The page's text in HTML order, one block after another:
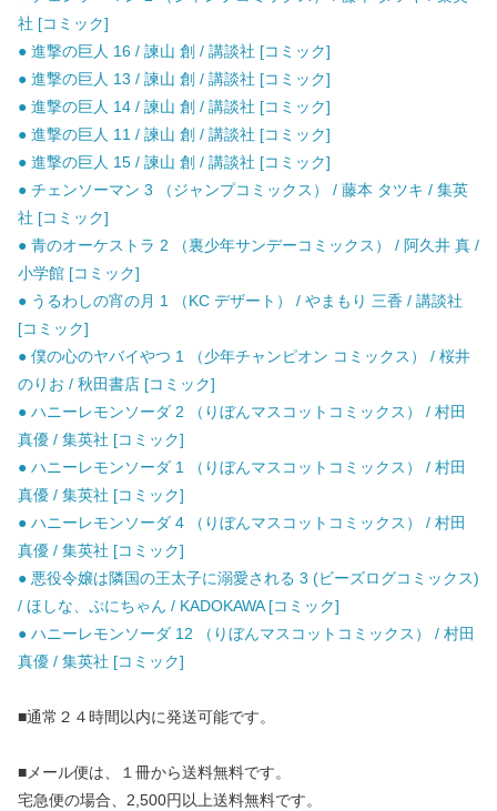
社 [コミック]
● 進撃の巨人 16 / 諫山 創 / 講談社 [コミック]
● 進撃の巨人 13 / 諫山 創 / 講談社 [コミック]
● 進撃の巨人 14 / 諫山 創 / 講談社 [コミック]
● 進撃の巨人 11 / 諫山 創 / 講談社 [コミック]
● 進撃の巨人 15 / 諫山 創 / 講談社 [コミック]
● チェンソーマン 3 （ジャンプコミックス） / 藤本 タツキ / 集英
社 [コミック]
● 青のオーケストラ 2 （裏少年サンデーコミックス） / 阿久井 真 /
小学館 [コミック]
● うるわしの宵の月 1 （KC デザート） / やまもり 三香 / 講談社
[コミック]
● 僕の心のヤバイやつ 1 （少年チャンピオン コミックス） / 桜井
のりお / 秋田書店 [コミック]
● ハニーレモンソーダ 2 （りぼんマスコットコミックス） / 村田
真優 / 集英社 [コミック]
● ハニーレモンソーダ 1 （りぼんマスコットコミックス） / 村田
真優 / 集英社 [コミック]
● ハニーレモンソーダ 4 （りぼんマスコットコミックス） / 村田
真優 / 集英社 [コミック]
● 悪役令嬢は隣国の王太子に溺愛される 3 (ビーズログコミックス)
/ ほしな、ぷにちゃん / KADOKAWA [コミック]
● ハニーレモンソーダ 12 （りぼんマスコットコミックス） / 村田
真優 / 集英社 [コミック]
■通常２４時間以内に発送可能です。
■メール便は、１冊から送料無料です。
宅急便の場合、2,500円以上送料無料です。